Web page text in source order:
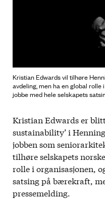
Kristian Edwards vil tilhøre
avdeling, men ha en global rolle
jobbe med hele selskapets
Kristian Edwards er
sustainability’ i
jobben som
tilhøre selskapets
rolle i organisasjonen,
satsing på bærekraft,
pressemelding.